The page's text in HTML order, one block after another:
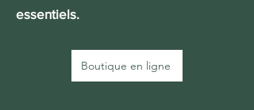
essentiels.
Boutique en ligne